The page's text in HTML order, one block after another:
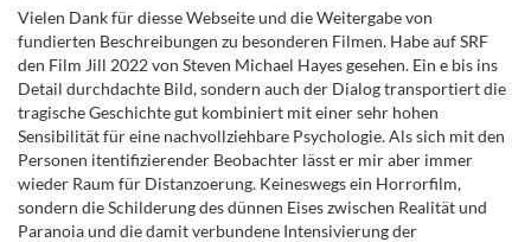
Vielen Dank für diesse Webseite und die Weitergabe von
fundierten Beschreibungen zu besonderen Filmen. Habe auf SRF
den Film Jill 2022 von Steven Michael Hayes gesehen. Ein e bis ins
Detail durchdachte Bild, sondern auch der Dialog transportiert die
tragische Geschichte gut kombiniert mit einer sehr hohen
Sensibilität für eine nachvollziehbare Psychologie. Als sich mit den
Personen itentifizierender Beobachter lässt er mir aber immer
wieder Raum für Distanzoerung. Keineswegs ein Horrorfilm,
sondern die Schilderung des dünnen Eises zwischen Realität und
Paranoia und die damit verbundene Intensivierung der